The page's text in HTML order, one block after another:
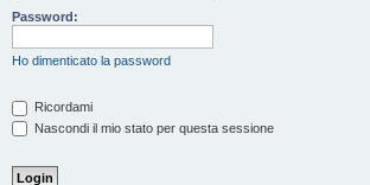
Password:
Ho dimenticato la password
Ricordami
Nascondi il mio stato per questa sessione